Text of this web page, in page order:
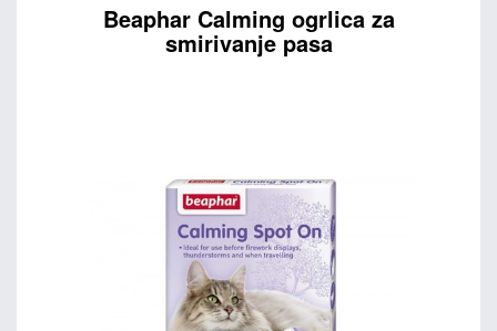
Beaphar Calming ogrlica za
smirivanje pasa